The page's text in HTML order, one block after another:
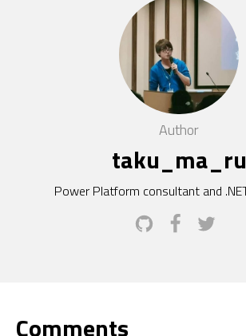
Author
taku_ma_ru
Power Platform consultant and
Comments